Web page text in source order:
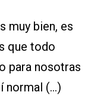
muy bien, es
que todo
para nosotras
normal (…)